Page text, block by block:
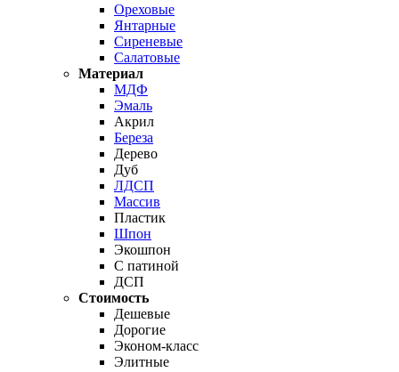
Ореховые
Янтарные
Сиреневые
Салатовые
Материал
МДФ
Эмаль
Акрил
Береза
Дерево
Дуб
ЛДСП
Массив
Пластик
Шпон
Экошпон
С патиной
ДСП
Стоимость
Дешевые
Дорогие
Эконом-класс
Элитные